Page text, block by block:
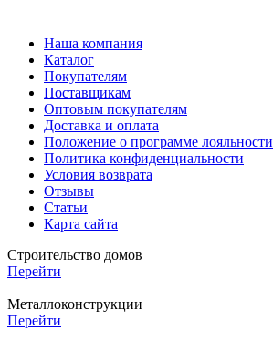
Наша компания
Каталог
Покупателям
Поставщикам
Оптовым покупателям
Доставка и оплата
Положение о программе лояльности
Политика конфиденциальности
Условия возврата
Отзывы
Статьи
Карта сайта
Строительство домов
Перейти
Металлоконструкции
Перейти